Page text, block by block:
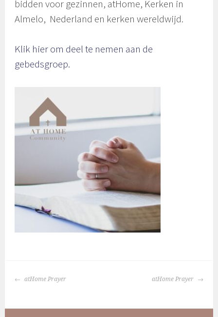
bidden voor gezinnen, atHome, Kerken in
Almelo, Nederland en kerken wereldwijd.
Klik hier om deel te nemen aan de
gebedsgroep.
BERICHTNAVIGATIE
atHome Prayer atHome Prayer